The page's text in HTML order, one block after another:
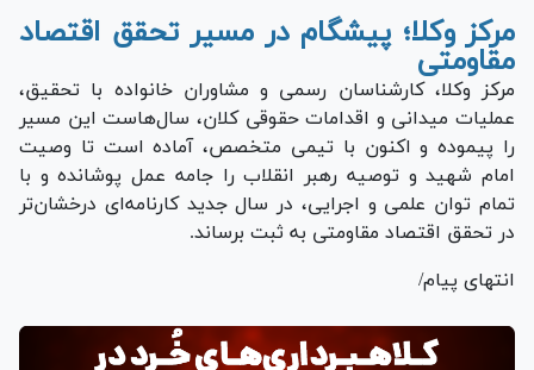
مرکز وکلا؛ پیشگام در مسیر تحقق اقتصاد
مقاومتی
مرکز وکلا، کارشناسان رسمی و مشاوران خانواده با تحقیق،
عملیات میدانی و اقدامات حقوقی کلان، سال‌هاست این مسیر
را پیموده و اکنون با تیمی متخصص، آماده است تا وصیت
امام شهید و توصیه رهبر انقلاب را جامه عمل پوشانده و با
تمام توان علمی و اجرایی، در سال جدید کارنامه‌ای درخشان‌تر
در تحقق اقتصاد مقاومتی به ثبت برساند.
انتهای پیام/